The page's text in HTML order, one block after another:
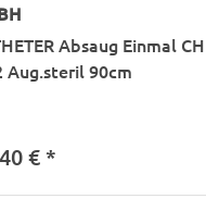
Absaug Einmal CH
Aug.steril 90cm
€*